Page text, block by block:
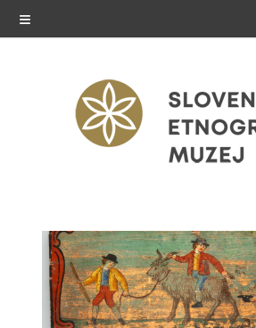
≡
razstave
Stalne razstave
Občasne razstave